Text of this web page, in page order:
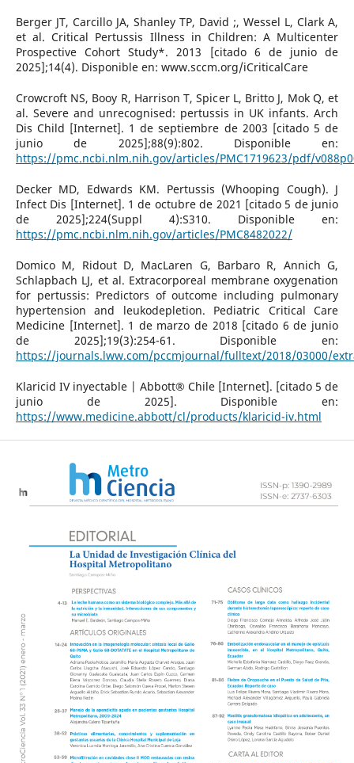
Berger JT, Carcillo JA, Shanley TP, David ;, Wessel L, Clark A,
et al. Critical Pertussis Illness in Children: A Multicenter
Prospective Cohort Study*. 2013 [citado 6 de junio de
2025];14(4). Disponible en: www.sccm.org/iCriticalCare
Crowcroft NS, Booy R, Harrison T, Spicer L, Britto J, Mok Q, et
al. Severe and unrecognised: pertussis in UK infants. Arch
Dis Child [Internet]. 1 de septiembre de 2003 [citado 5 de
junio de 2025];88(9):802. Disponible en:
https://pmc.ncbi.nlm.nih.gov/articles/PMC1719623/pdf/
Decker MD, Edwards KM. Pertussis (Whooping Cough). J
Infect Dis [Internet]. 1 de octubre de 2021 [citado 5 de junio
de 2025];224(Suppl 4):S310. Disponible en:
https://pmc.ncbi.nlm.nih.gov/articles/PMC8482022/
Domico M, Ridout D, MacLaren G, Barbaro R, Annich G,
Schlapbach LJ, et al. Extracorporeal membrane oxygenation
for pertussis: Predictors of outcome including pulmonary
hypertension and leukodepletion. Pediatric Critical Care
Medicine [Internet]. 1 de marzo de 2018 [citado 6 de junio
de 2025];19(3):254-61. Disponible en:
https://journals.lww.com/pccmjournal/fulltext/2018/03000/
Klaricid IV inyectable | Abbott® Chile [Internet]. [citado 5 de
junio de 2025]. Disponible en:
https://www.medicine.abbott/cl/products/klaricid-iv.html